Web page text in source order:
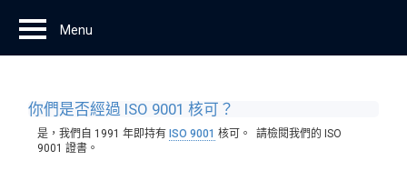
你們是否經過 ISO 9001 核可？
是，我們自 1991 年即持有 ISO 9001 核可。 請檢閱我們的 ISO
9001 證書。